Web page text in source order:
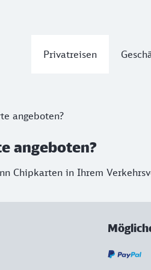
Privatreisen
angeboten?
angeboten?
Chipkarten in Ihrem